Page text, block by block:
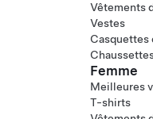
Vêtements
Vestes
Casquettes
Femme
Meilleures
T-shirts